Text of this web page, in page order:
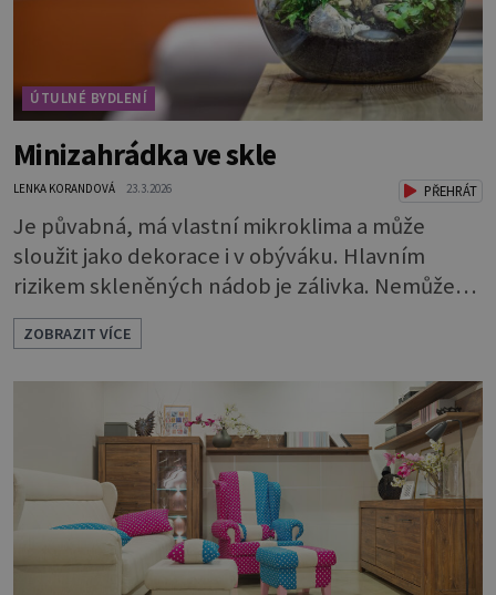
ÚTULNÉ BYDLENÍ
Minizahrádka ve skle
LENKA KORANDOVÁ 23.3.2026 PŘEHRÁT
Je půvabná, má vlastní mikroklima a může
sloužit jako dekorace i v obýváku. Hlavním
rizikem skleněných nádob je zálivka. Nemůže
odtékat a bude se hromadit u dna. To by rychle
vedlo k zahnívání rostlin. Proto je nutné
vytvořit dostatečně vysokou drenážní vrstvu,
která vodu pojme a bude chránit kořeny.
Potřebuje 3 vrstvy: * Na dno dobře vymyté
nádoby naskládejte omyté oblázky. Vrstva by m
ZOBRAZIT VÍCE